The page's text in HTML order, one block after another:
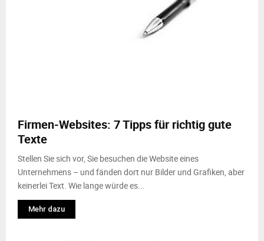
Firmen-Websites: 7 Tipps für richtig gute
Texte
Stellen Sie sich vor, Sie besuchen die Website eines
Unternehmens – und fänden dort nur Bilder und Grafiken, aber
keinerlei Text. Wie lange würde es...
Mehr dazu